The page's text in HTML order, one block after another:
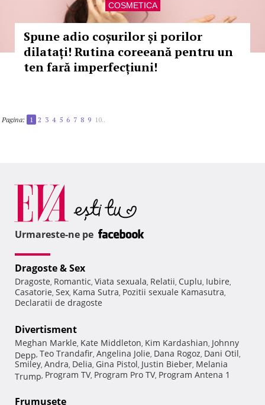
COSMETICA
Spune adio coșurilor și porilor
dilatați! Rutina coreeană pentru un
ten fară imperfecțiuni!
Pagina: 1 2 3 4 5 6 7 8 9 10..
Urmareste-ne pe
Dragoste & Sex
Dragoste, Romantic, Viata sexuala, Relatii, Cuplu, Iubire,
Casatorie, Sex, Kama Sutra, Pozitii sexuale Kamasutra,
Declaratii de dragoste
Divertisment
Meghan Markle, Kate Middleton, Kim Kardashian, Johnny
Depp, Teo Trandafir, Angelina Jolie, Dana Rogoz, Dani Otil,
Smiley, Andra, Delia, Gina Pistol, Justin Bieber, Melania
Trump, Program TV, Program Pro TV, Program Antena 1
Frumuseţe